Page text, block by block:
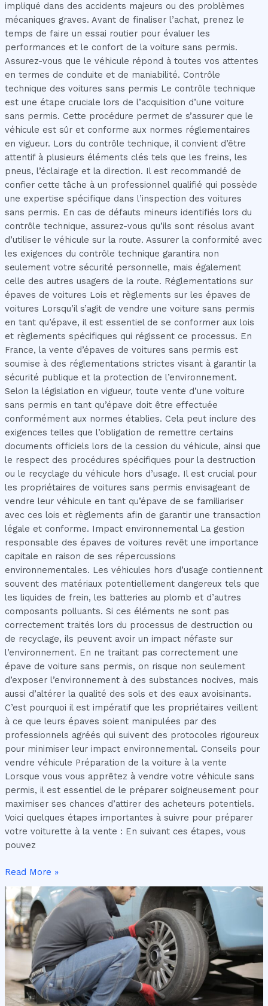
impliqué dans des accidents majeurs ou des problèmes
mécaniques graves. Avant de finaliser l’achat, prenez le
temps de faire un essai routier pour évaluer les
performances et le confort de la voiture sans permis.
Assurez-vous que le véhicule répond à toutes vos attentes
en termes de conduite et de maniabilité. Contrôle
technique des voitures sans permis Le contrôle technique
est une étape cruciale lors de l’acquisition d’une voiture
sans permis. Cette procédure permet de s’assurer que le
véhicule est sûr et conforme aux normes réglementaires
en vigueur. Lors du contrôle technique, il convient d’être
attentif à plusieurs éléments clés tels que les freins, les
pneus, l’éclairage et la direction. Il est recommandé de
confier cette tâche à un professionnel qualifié qui possède
une expertise spécifique dans l’inspection des voitures
sans permis. En cas de défauts mineurs identifiés lors du
contrôle technique, assurez-vous qu’ils sont résolus avant
d’utiliser le véhicule sur la route. Assurer la conformité avec
les exigences du contrôle technique garantira non
seulement votre sécurité personnelle, mais également
celle des autres usagers de la route. Réglementations sur
épaves de voitures Lois et règlements sur les épaves de
voitures Lorsqu’il s’agit de vendre une voiture sans permis
en tant qu’épave, il est essentiel de se conformer aux lois
et règlements spécifiques qui régissent ce processus. En
France, la vente d’épaves de voitures sans permis est
soumise à des réglementations strictes visant à garantir la
sécurité publique et la protection de l’environnement.
Selon la législation en vigueur, toute vente d’une voiture
sans permis en tant qu’épave doit être effectuée
conformément aux normes établies. Cela peut inclure des
exigences telles que l’obligation de remettre certains
documents officiels lors de la cession du véhicule, ainsi que
le respect des procédures spécifiques pour la destruction
ou le recyclage du véhicule hors d’usage. Il est crucial pour
les propriétaires de voitures sans permis envisageant de
vendre leur véhicule en tant qu’épave de se familiariser
avec ces lois et règlements afin de garantir une transaction
légale et conforme. Impact environnemental La gestion
responsable des épaves de voitures revêt une importance
capitale en raison de ses répercussions
environnementales. Les véhicules hors d’usage contiennent
souvent des matériaux potentiellement dangereux tels que
les liquides de frein, les batteries au plomb et d’autres
composants polluants. Si ces éléments ne sont pas
correctement traités lors du processus de destruction ou
de recyclage, ils peuvent avoir un impact néfaste sur
l’environnement. En ne traitant pas correctement une
épave de voiture sans permis, on risque non seulement
d’exposer l’environnement à des substances nocives, mais
aussi d’altérer la qualité des sols et des eaux avoisinants.
C’est pourquoi il est impératif que les propriétaires veillent
à ce que leurs épaves soient manipulées par des
professionnels agréés qui suivent des protocoles rigoureux
pour minimiser leur impact environnemental. Conseils pour
vendre véhicule Préparation de la voiture à la vente
Lorsque vous vous apprêtez à vendre votre véhicule sans
permis, il est essentiel de le préparer soigneusement pour
maximiser ses chances d’attirer des acheteurs potentiels.
Voici quelques étapes importantes à suivre pour préparer
votre voiturette à la vente : En suivant ces étapes, vous
pouvez
Read More »
Les
meilleurs
services
d’enlèvement
et
dépannage
d’épavistes
pour